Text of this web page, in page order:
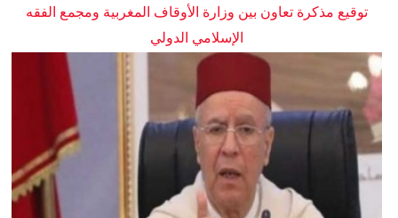
توقيع مذكرة تعاون بين وزارة الأوقاف المغربية ومجمع الفقه
الإسلامي الدولي